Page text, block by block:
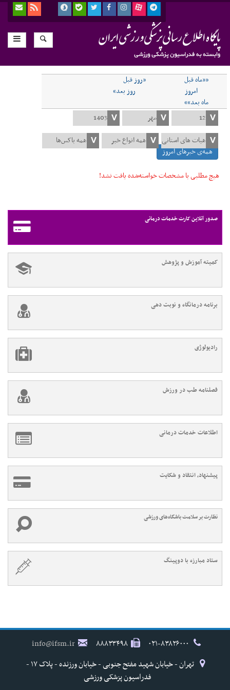
««ماه قبل
«روز قبل
امروز
روز بعد»
ماه بعد»»
همه‌ی خبرهای امروز
هیچ مطلبی با مشخصات خواسته‌شده یافت نشد!
صدور آنلاین کارت خدمات درمانی
کمیته آموزش و پژوهش
برنامه درمانگاه و نوبت دهی
رادیولوژی
فصلنامه طب در ورزش
اطلاعات خدمات درمانی
پیشنهاد، انتقاد و شکایت
نظارت بر سلامت باشگاه‌های ورزشی
ستاد مبارزه با دوپینگ
۸۸۸۳۳۴۹۸
info@ifsm.ir
تهران - خیابان شهید مفتح جنوبی - خیابان ورزنده - پلاک ۱۷ -
فدراسیون پزشکی ورزشی